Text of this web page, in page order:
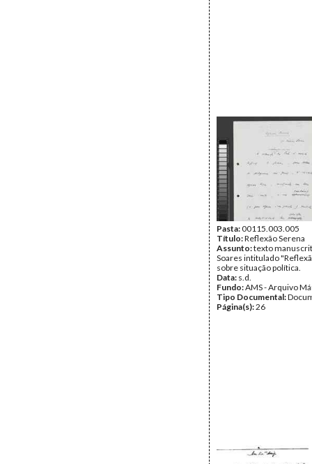
Pasta:00115.003.005
Título:Reflexão Serena
Assunto:texto
Soares intitulado
sobre situação política.
Data: s.d.
Fundo:AMS - Arquivo
Tipo Documental:
Página(s):26